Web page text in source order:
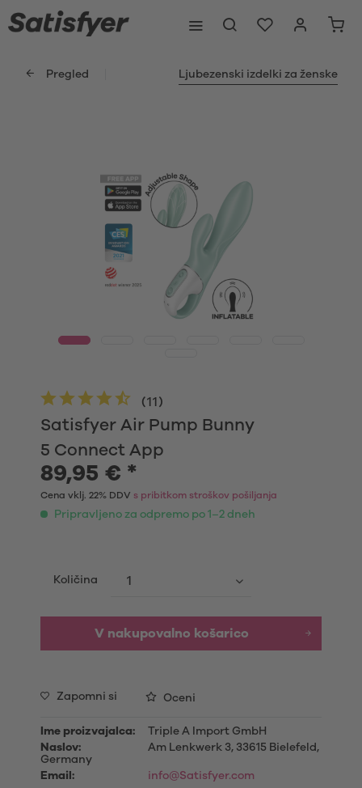
Pregled Ljubezenski izdelki za ženske
Satisfyer Air Pump Bunny
5 Connect App
(11 )
89,95 € *
Cena vklj. 22% DDV s pribitkom stroškov pošiljanja
Pripravljeno za odpremo po 1–2 dneh
Količina
V nakupovalno košarico
Zapomni si Oceni
Ime proizvajalca:
Triple A Import GmbH
Naslov:
Am Lenkwerk 3, 33615 Bielefeld,
Germany
Email:
info@Satisfyer.com